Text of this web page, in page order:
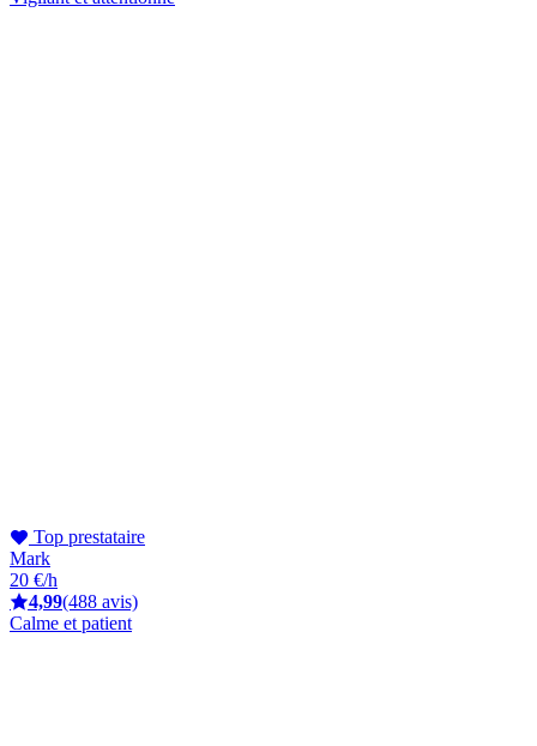
Top prestataire
Mark
20 €/h
4,99(488 avis)
Calme et patient